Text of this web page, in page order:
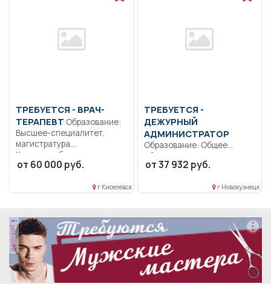
ТРЕБУЕТСЯ - ВРАЧ-
ТЕРАПЕВТ
Высшее-специалитет,
магистратура.
Коммуникабельность.
Ответственность..
обязанностей согласно
от 60 000 руб.
г Киселевск
ТРЕБУЕТСЯ -
ДЕЖУРНЫЙ
АДМИНИСТРАТОР
Образование: Общее
образование.. Охрана
порядка в торговом центре..
от 37 932 руб.
г Новокузнецк
реклама